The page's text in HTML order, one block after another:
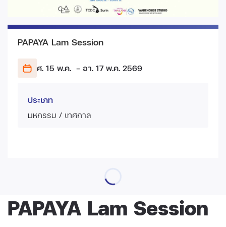
PAPAYA Lam Session
ศ. 15 พ.ค. - อา. 17 พ.ค. 2569
ประเภท
มหกรรม / เทศกาล
PAPAYA Lam Session